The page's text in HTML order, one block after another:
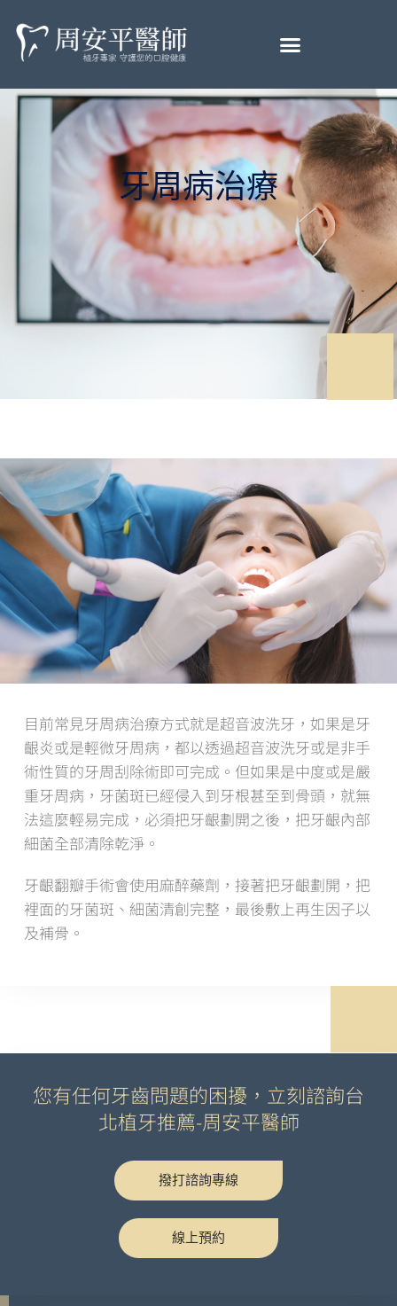
牙周病治療
目前常見牙周病治療方式就是超音波洗牙，如果是牙
齦炎或是輕微牙周病，都以透過超音波洗牙或是非手
術性質的牙周刮除術即可完成。但如果是中度或是嚴
重牙周病，牙菌斑已經侵入到牙根甚至到骨頭，就無
法這麼輕易完成，必須把牙齦劃開之後，把牙齦內部
細菌全部清除乾淨。
牙齦翻瓣手術會使用麻醉藥劑，接著把牙齦劃開，把
裡面的牙菌斑、細菌清創完整，最後敷上再生因子以
及補骨。
您有任何牙齒問題的困擾，立刻諮詢台
北植牙推薦-周安平醫師
撥打諮詢專線
線上預約